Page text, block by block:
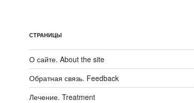
СТРАНИЦЫ
О сайте. About the site
Обратная связь. Feedback
Лечение. Treatment